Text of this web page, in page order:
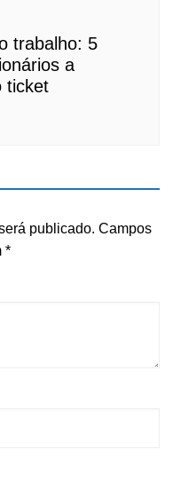
trabalho: 5
a
ticket
publicado. Campos
*